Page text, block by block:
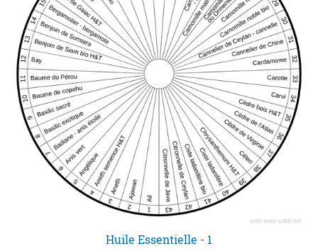
Huile Essentielle - 1